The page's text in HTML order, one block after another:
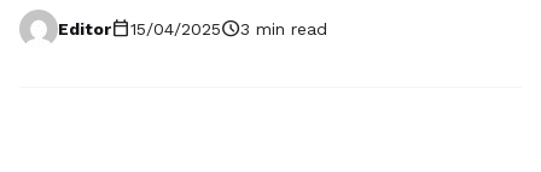
Editorcalendar_today15/04/2025schedule3 min read